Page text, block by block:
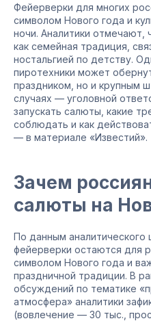
Фейерверки для многих
символом Нового года и
ночи. Аналитики
как семейная традиция,
ностальгией по детству.
пиротехники может
праздником, но и крупным
случаях — уголовной
запускать салюты, какие
соблюдать и как
— в материале «Известий».
Зачем
салюты на
По данным аналитического
фейерверки остаются для
символом Нового года и
праздничной традиции. В
обсуждений по тематике
атмосфера» аналитики
(вовлечение — 30 тыс.,